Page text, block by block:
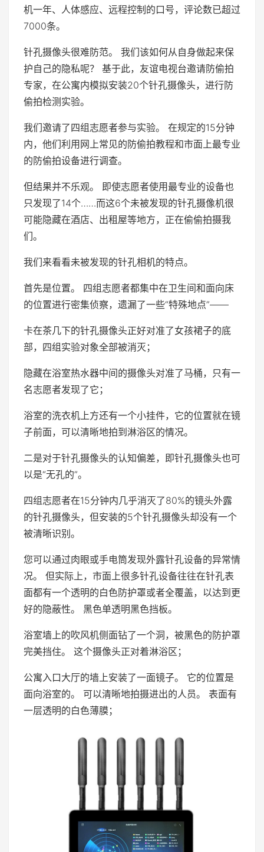
机一年、人体感应、远程控制的口号，评论数已超过
7000条。
针孔摄像头很难防范。 我们该如何从自身做起来保
护自己的隐私呢？ 基于此，友谊电视台邀请防偷拍
专家，在公寓内模拟安装20个针孔摄像头，进行防
偷拍检测实验。
我们邀请了四组志愿者参与实验。 在规定的15分钟
内，他们利用网上常见的防偷拍教程和市面上最专业
的防偷拍设备进行调查。
但结果并不乐观。 即使志愿者使用最专业的设备也
只发现了14个……而这6个未被发现的针孔摄像机很
可能隐藏在酒店、出租屋等地方，正在偷偷拍摄我
们。
我们来看看未被发现的针孔相机的特点。
首先是位置。 四组志愿者都集中在卫生间和面向床
的位置进行密集侦察，遗漏了一些“特殊地点”——
卡在茶几下的针孔摄像头正好对准了女孩裙子的底
部，四组实验对象全部被消灭；
隐藏在浴室热水器中间的摄像头对准了马桶，只有一
名志愿者发现了它；
浴室的洗衣机上方还有一个小挂件，它的位置就在镜
子前面，可以清晰地拍到淋浴区的情况。
二是对于针孔摄像头的认知偏差，即针孔摄像头也可
以是“无孔的”。
四组志愿者在15分钟内几乎消灭了80%的镜头外露
的针孔摄像头，但安装的5个针孔摄像头却没有一个
被清晰识别。
您可以通过肉眼或手电筒发现外露针孔设备的异常情
况。 但实际上，市面上很多针孔设备往往在针孔表
面都有一个透明的白色防护罩或者全覆盖，以达到更
好的隐蔽性。 黑色单透明黑色挡板。
浴室墙上的吹风机侧面钻了一个洞，被黑色的防护罩
完美挡住。 这个摄像头正对着淋浴区；
公寓入口大厅的墙上安装了一面镜子。 它的位置是
面向浴室的。 可以清晰地拍摄进出的人员。 表面有
一层透明的白色薄膜；